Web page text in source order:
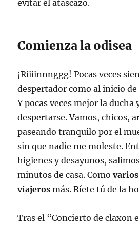
evitar el atascazo.
Comienza la odisea
¡Riiiinnnggg! Pocas veces
despertador como al inicio
Y pocas veces mejor la ducha
despertarse. Vamos, chicos,
paseando tranquilo por el
sin que nadie me moleste.
higienes y desayunos,
minutos de casa. Como
viajerosmás. Ríete tú de la
Tras el “Concierto de claxon